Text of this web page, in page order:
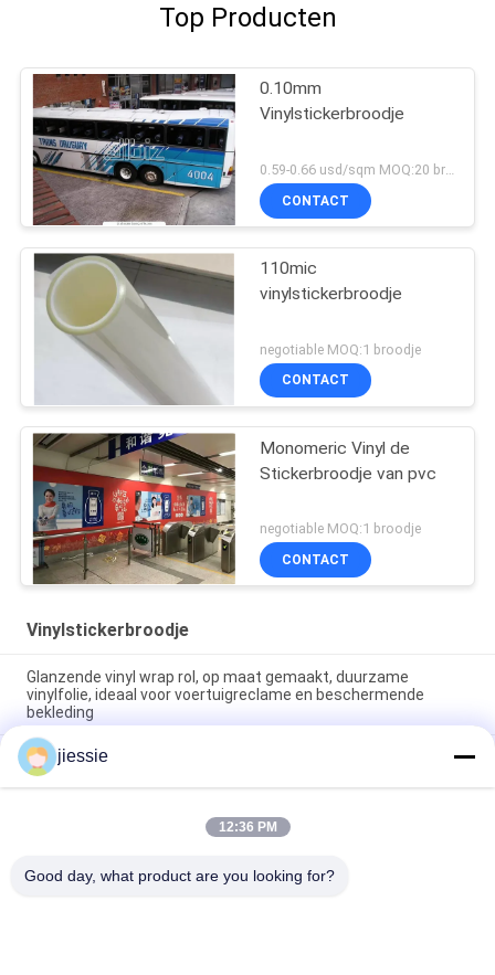
Top Producten
0.10mm
Vinylstickerbroodje
CONTACT
110mic
vinylstickerbroodje
negotiable MOQ:1 broodje
CONTACT
Monomeric Vinyl de
Stickerbroodje van pvc
negotiable MOQ:1 broodje
CONTACT
Vinylstickerbroodje
Glanzende vinyl wrap rol, op maat gemaakt, duurzame
vinylfolie, ideaal voor voertuigreclame en beschermende
bekleding
Breedbord Intrekbare rolreklame Aluminiumbanner Stand Roll
Up Display 85x200cm
Pantone Vinyl Sticker Rol Glanzende Afwerking Ideaal voor
Reclame Promotie Decoratie Toepassingen Duurzame en
jiessie
12:36 PM
Good day, what product are you looking for?